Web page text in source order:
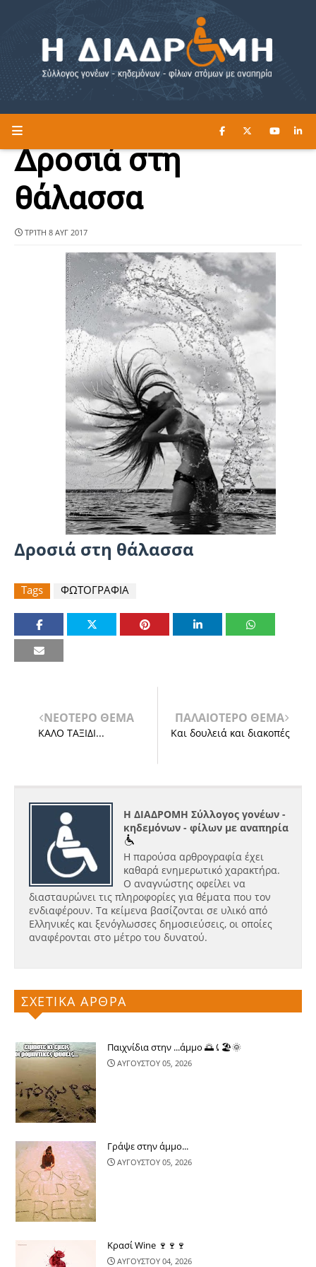
Η ΔΙΑΔΡΟΜΗ ΔΙΑΒΑΣΤΕ ΕΔΩ ►
Δροσιά στη
θάλασσα
ΤΡΊΤΗ 8 ΑΥΓ 2017
Δροσιά στη θάλασσα
Tags ΦΩΤΟΓΡΑΦΙΑ
ΝΕΟΤΕΡΟ ΘΕΜΑ
ΚΑΛΟ ΤΑΞΙΔΙ...
ΠΑΛΑΙΟΤΕΡΟ ΘΕΜΑ
Και δουλειά και διακοπές
Η ΔΙΑΔΡΟΜΗ Σύλλογος γονέων -
κηδεμόνων - φίλων με αναπηρία
Η παρούσα αρθρογραφία έχει
καθαρά ενημερωτικό χαρακτήρα.
Ο αναγνώστης οφείλει να
διασταυρώνει τις πληροφορίες για θέματα που τον
ενδιαφέρουν. Τα κείμενα βασίζονται σε υλικό από
Ελληνικές και ξενόγλωσσες δημοσιεύσεις, οι οποίες
αναφέρονται στο μέτρο του δυνατού.
ΣΧΕΤΙΚΑ ΑΡΘΡΑ
Παιχνίδια στην ...άμμο 🌅⤹🏖🌞
ΑΥΓΟΥΣΤΟΥ 05, 2026
Γράψε στην άμμο...
ΑΥΓΟΥΣΤΟΥ 05, 2026
Κρασί Wine 🍷🍷🍷
ΑΥΓΟΥΣΤΟΥ 04, 2026